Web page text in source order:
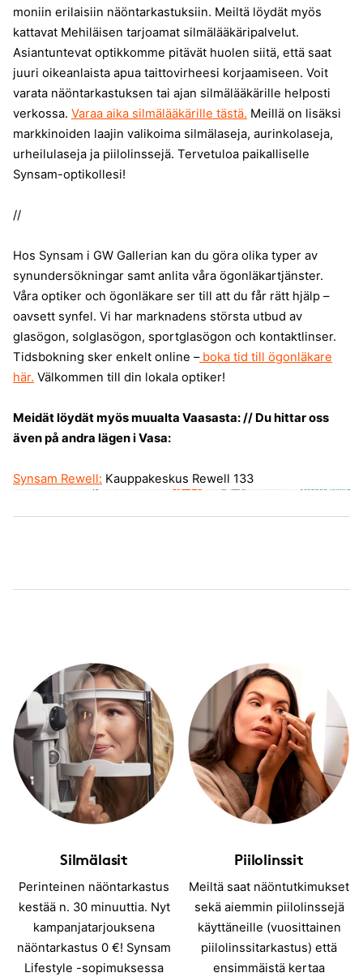
moniin erilaisiin näöntarkastuksiin. Meiltä löydät myös
kattavat Mehiläisen tarjoamat silmälääkäripalvelut.
Asiantuntevat optikkomme pitävät huolen siitä, että saat
juuri oikeanlaista apua taittovirheesi korjaamiseen. Voit
varata näöntarkastuksen tai ajan silmälääkärille helposti
verkossa. Varaa aika silmälääkärille tästä. Meillä on lisäksi
markkinoiden laajin valikoima silmälaseja, aurinkolaseja,
urheilulaseja ja piilolinssejä. Tervetuloa paikalliselle
Synsam-optikollesi!
//
Hos Synsam i GW Gallerian kan du göra olika typer av
synundersökningar samt anlita våra ögonläkartjänster.
Våra optiker och ögonläkare ser till att du får rätt hjälp –
oavsett synfel. Vi har marknadens största utbud av
glasögon, solglasögon, sportglasögon och kontaktlinser.
Tidsbokning sker enkelt online –boka tid till ögonläkare
här. Välkommen till din lokala optiker!
Meidät löydät myös muualta Vaasasta: // Du hittar oss
även på andra lägen i Vasa:
Synsam Rewell: Kauppakeskus Rewell 133
Silmälasit
Perinteinen näöntarkastus
kestää n. 30 minuuttia. Nyt
kampanjatarjouksena
näöntarkastus 0 €! Synsam
Lifestyle -sopimuksessa
Piilolinssit
Meiltä saat näöntutkimukset
sekä aiemmin piilolinssejä
käyttäneille (vuosittainen
piilolinssitarkastus) että
ensimmäistä kertaa